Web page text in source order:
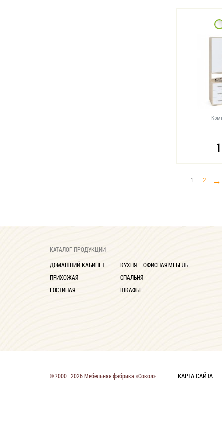
1 2 →
КАТАЛОГ ПРОДУКЦИИ
ДОМАШНИЙ КАБИНЕТ
ПРИХОЖАЯ
ГОСТИНАЯ
КУХНЯ
СПАЛЬНЯ
ШКАФЫ
ОФИСНАЯ МЕБЕЛЬ
© 2000—2026 Мебельная фабрика «Сокол» КАРТА САЙТА